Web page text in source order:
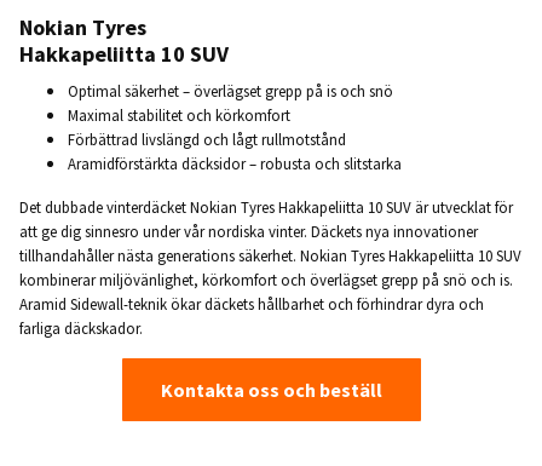
Nokian Tyres
Hakkapeliitta 10 SUV
Optimal säkerhet – överlägset grepp på is och snö
Maximal stabilitet och körkomfort
Förbättrad livslängd och lågt rullmotstånd
Aramidförstärkta däcksidor – robusta och slitstarka
Det dubbade vinterdäcket Nokian Tyres Hakkapeliitta 10 SUV är utvecklat för
att ge dig sinnesro under vår nordiska vinter. Däckets nya innovationer
tillhandahåller nästa generations säkerhet. Nokian Tyres Hakkapeliitta 10 SUV
kombinerar miljövänlighet, körkomfort och överlägset grepp på snö och is.
Aramid Sidewall-teknik ökar däckets hållbarhet och förhindrar dyra och
farliga däckskador.
Kontakta oss och beställ